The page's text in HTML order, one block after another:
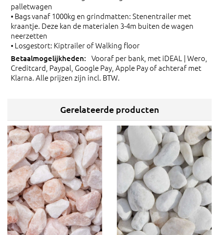
palletwagen
• Bags vanaf 1000kg en grindmatten: Stenentrailer met
kraantje. Deze kan de materialen 3-4m buiten de wagen
neerzetten
• Losgestort: Kiptrailer of Walking floor
Vooraf per bank, met iDEAL | Wero,
Creditcard, Paypal, Google Pay, Apple Pay of achteraf met
Klarna. Alle prijzen zijn incl. BTW.
Gerelateerde producten